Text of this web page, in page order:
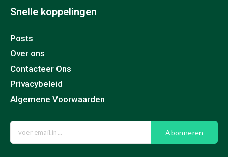
Snelle koppelingen
Posts
Over ons
Contacteer Ons
Privacybeleid
Algemene Voorwaarden
Abonneren